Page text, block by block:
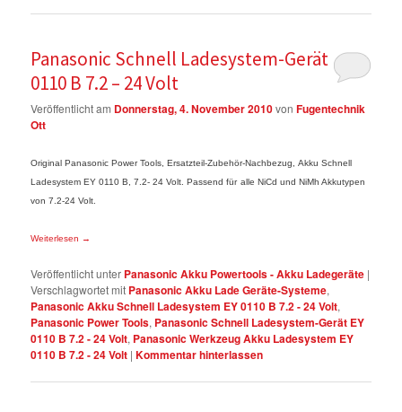
Panasonic Schnell Ladesystem-Gerät EY
0110 B 7.2 – 24 Volt
Veröffentlicht am Donnerstag, 4. November 2010vonFugentechnik
Ott
Original Panasonic Power Tools, Ersatzteil-Zubehör-Nachbezug, Akku Schnell
Ladesystem EY 0110 B, 7.2- 24 Volt. Passend für alle NiCd und NiMh Akkutypen
von 7.2-24 Volt.
Weiterlesen →
Veröffentlicht unter Panasonic Akku Powertools - Akku Ladegeräte |
Verschlagwortet mit Panasonic Akku Lade Geräte-Systeme,
Panasonic Akku Schnell Ladesystem EY 0110 B 7.2 - 24 Volt,
Panasonic Power Tools, Panasonic Schnell Ladesystem-Gerät EY
0110 B 7.2 - 24 Volt, Panasonic Werkzeug Akku Ladesystem EY
0110 B 7.2 - 24 Volt |Kommentar hinterlassen